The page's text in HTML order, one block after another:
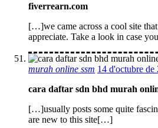
fiverrearn.com
[…]we came across a cool site
appreciate. Take a look in case
murah online ssm 14 d'octubre
cara daftar sdn bhd murah
[…]usually posts some quite
are new to this site[…]